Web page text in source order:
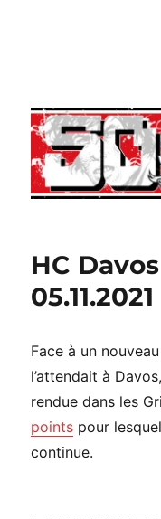
HC
05.11.2021
Face à un
l’attendait à
rendue dans les
points pour
continue.